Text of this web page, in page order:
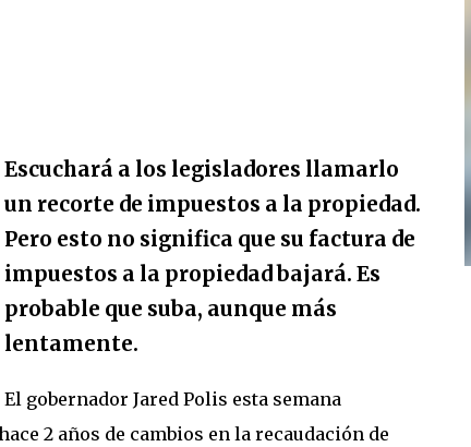
Escuchará a los legisladores llamarlo
un recorte de impuestos a la propiedad.
Pero esto no significa que su factura de
impuestos a la propiedad bajará. Es
probable que suba, aunque más
lentamente.
El gobernador Jared Polis esta semana
2 años de cambios en la recaudación de